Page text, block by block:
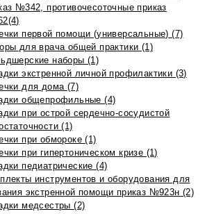
№342, противочесоточные приказ
первой помощи (универсальные) (7)
для врача общей практики (1)
наборы (1)
экстренной личной профилактики (3)
для дома (7)
общепрофильные (4)
при острой сердечно-сосудистой
(1)
при обмороке (1)
при гипертоническом кризе (1)
педиатрические (4)
инструментов и оборудования для
экстренной помощи приказ №923н (2)
медсестры (2)